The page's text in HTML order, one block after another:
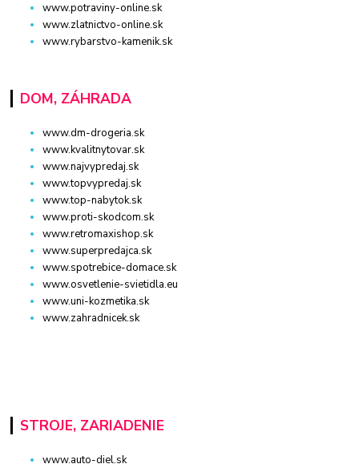
www.potraviny-online.sk
www.zlatnictvo-online.sk
www.rybarstvo-kamenik.sk
DOM, ZÁHRADA
www.dm-drogeria.sk
www.kvalitnytovar.sk
www.najvypredaj.sk
www.topvypredaj.sk
www.top-nabytok.sk
www.proti-skodcom.sk
www.retromaxishop.sk
www.superpredajca.sk
www.spotrebice-domace.sk
www.osvetlenie-svietidla.eu
www.uni-kozmetika.sk
www.zahradnicek.sk
STROJE, ZARIADENIE
www.auto-diel.sk